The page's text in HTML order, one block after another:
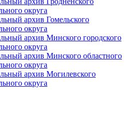
округа
архив Гомельского
округа
архив Минского городского
округа
архив Минского областного
округа
архив Могилевского
округа